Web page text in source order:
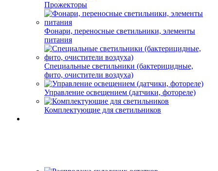
Прожекторы
Фонари, переносные светильники, элементы
питания
Специальные светильники (бактерицидные,
фито, очистители воздуха)
Управление освещением (датчики, фотореле)
Комплектующие для светильников